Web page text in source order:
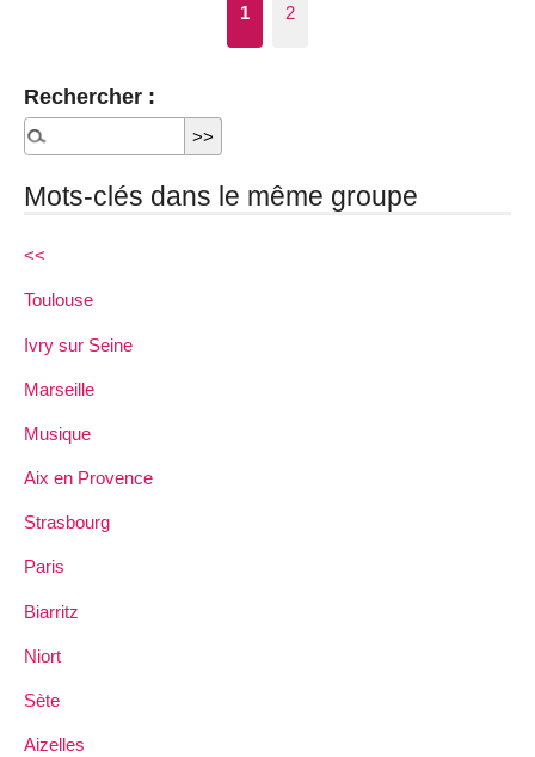
1 2
Rechercher :
Mots-clés dans le même groupe
<<
Toulouse
Ivry sur Seine
Marseille
Musique
Aix en Provence
Strasbourg
Paris
Biarritz
Niort
Sète
Aizelles